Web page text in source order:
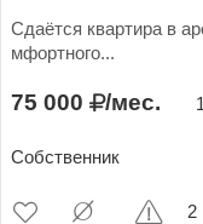
Сдаётся квартира в
мфортного...
75 000 /мес.
Собственник
2